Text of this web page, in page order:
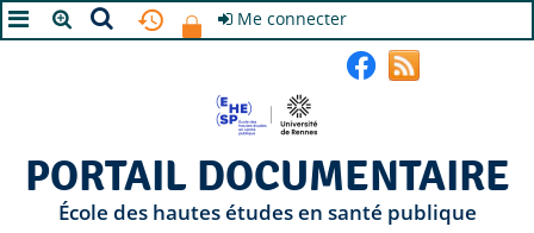
Me connecter
PORTAIL DOCUMENTAIRE
École des hautes études en santé publique